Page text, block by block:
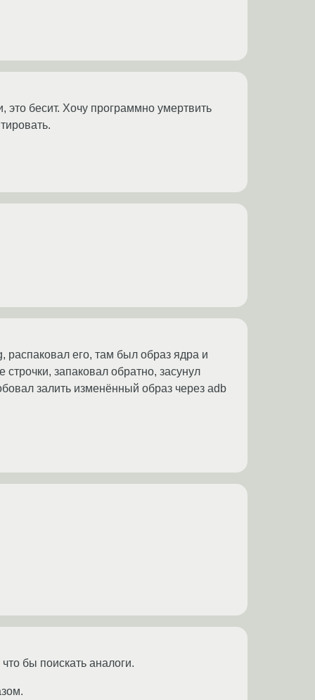
бесит. Хочу программно умертвить
его, там был образ ядра и
запаковал обратно, засунул
залить изменённый образ через adb
бы поискать аналоги.